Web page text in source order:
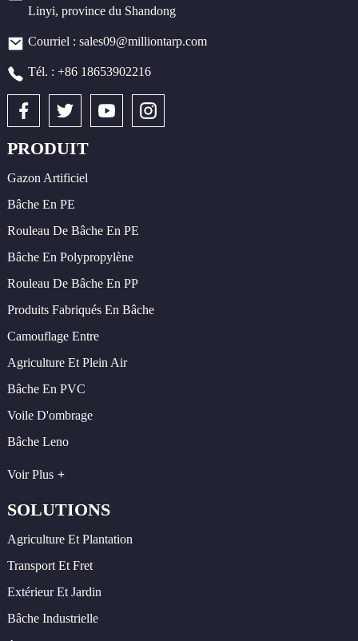
Linyi, province du Shandong
Courriel : sales09@milliontarp.com
Tél. : +86 18653902216
PRODUIT
Gazon Artificiel
Bâche En PE
Rouleau De Bâche En PE
Bâche En Polypropylène
Rouleau De Bâche En PP
Produits Fabriqués En Bâche
Camouflage Entre
Agriculture Et Plein Air
Bâche En PVC
Voile D'ombrage
Bâche Leno
Voir Plus
SOLUTIONS
Agriculture Et Plantation
Transport Et Fret
Extérieur Et Jardin
Bâche Industrielle